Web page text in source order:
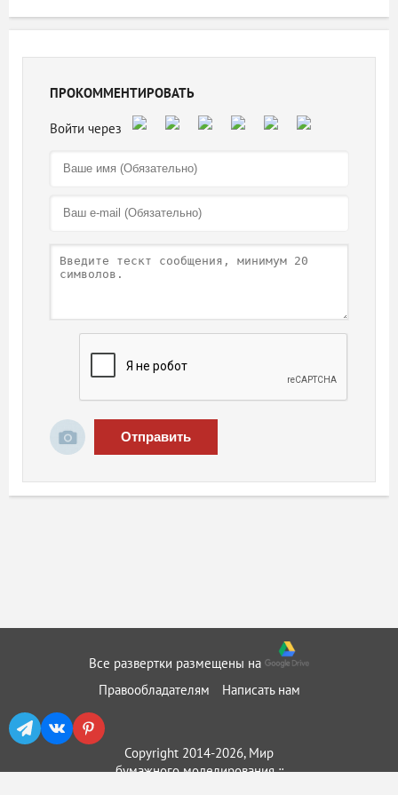
ПРОКОММЕНТИРОВАТЬ
Отправить
Все развертки размещены на
Правообладателям
Написать нам
Copyright 2014-2026, Мир
бумажного моделирования ::